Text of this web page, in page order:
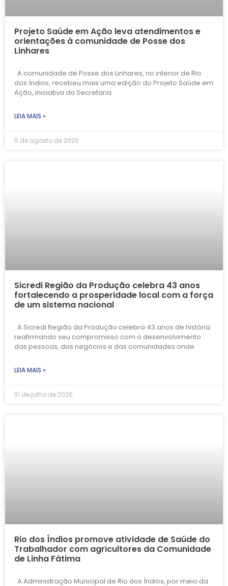
Projeto Saúde em Ação leva atendimentos e
orientações à comunidade de Posse dos
Linhares
A comunidade de Posse dos Linhares, no interior de Rio
dos Índios, recebeu mais uma edição do Projeto Saúde em
Ação, iniciativa da Secretaria
LEIA MAIS »
5 de agosto de 2026
Sicredi Região da Produção celebra 43 anos
fortalecendo a prosperidade local com a força
de um sistema nacional
A Sicredi Região da Produção celebra 43 anos de história
reafirmando seu compromisso com o desenvolvimento
das pessoas, dos negócios e das comunidades onde
LEIA MAIS »
31 de julho de 2026
Rio dos Índios promove atividade de Saúde do
Trabalhador com agricultores da Comunidade
de Linha Fátima
A Administração Municipal de Rio dos Índios, por meio da